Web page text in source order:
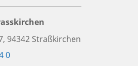
94342 Straßkirchen
0